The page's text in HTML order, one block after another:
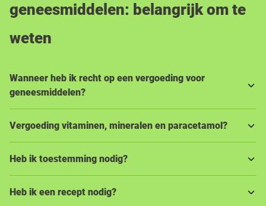
geneesmiddelen: belangrijk om te
weten
Wanneer heb ik recht op een vergoeding voor
geneesmiddelen?
Vergoeding vitaminen, mineralen en paracetamol?
Heb ik toestemming nodig?
Heb ik een recept nodig?